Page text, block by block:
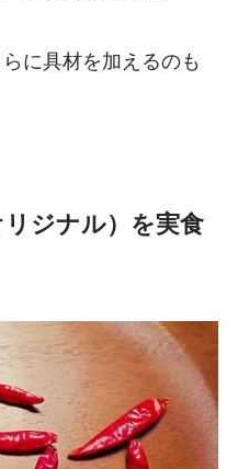
に具材を加えるのも
ジナル）を実食